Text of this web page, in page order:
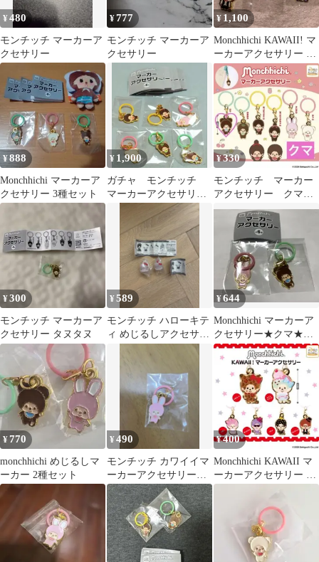
¥480
モンチッチ マーカーア
クセサリー
¥777
モンチッチ マーカーア
クセサリー
¥ 1,100
Monchhichi KAWAII! マ
ーカーアクセサリー 3
点
¥888
Monchhichi マーカーア
クセサリー 3種セット
¥ 1,900
ガチャ モンチッチ
マーカーアクセサリ
ー 全6種 フルコンプ
¥330
モンチッチ マーカー
アクセサリー クマ
めじるしアクセサリ
ー ③
¥300
モンチッチ マーカーア
クセサリー タヌタヌ
¥589
モンチッチ ハローキテ
ィ めじるしアクセサリ
¥644
Monchhichi マーカーア
クセサリー★クマ★チ
ムたん
¥770
monchhichi めじるしマ
ーカー 2種セット
¥490
モンチッチ カワイイマ
ーカーアクセサリー
めじるし チムたん
¥400
Monchhichi KAWAII マ
ーカーアクセサリー サ
ングラス